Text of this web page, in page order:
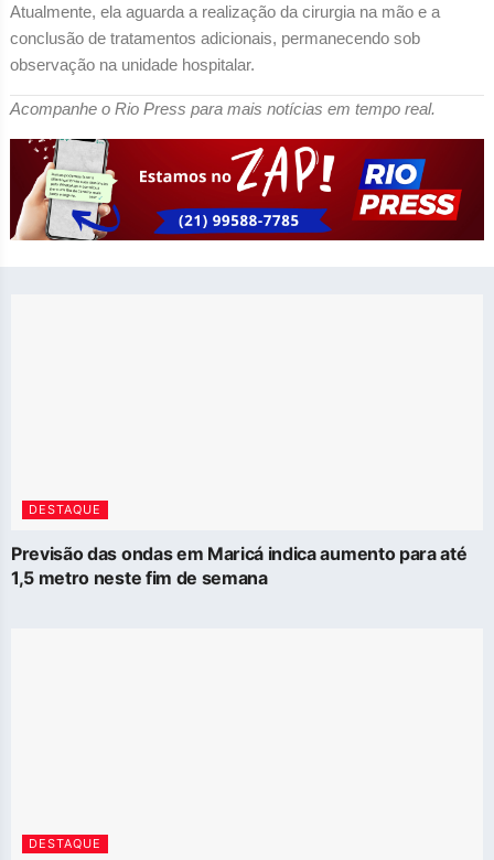
Atualmente, ela aguarda a realização da cirurgia na mão e a
conclusão de tratamentos adicionais, permanecendo sob
observação na unidade hospitalar.
Acompanhe o Rio Press para mais notícias em tempo real.
DESTAQUE
Previsão das ondas em Maricá indica aumento para até
1,5 metro neste fim de semana
DESTAQUE